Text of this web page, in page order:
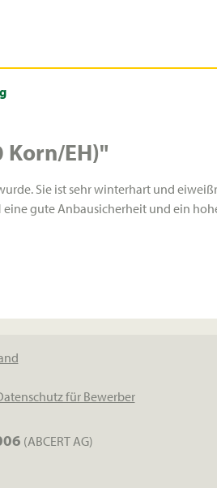
EH)"
Sie ist sehr winterhart und
gute Anbausicherheit und ein
für Bewerber
(ABCERT AG)